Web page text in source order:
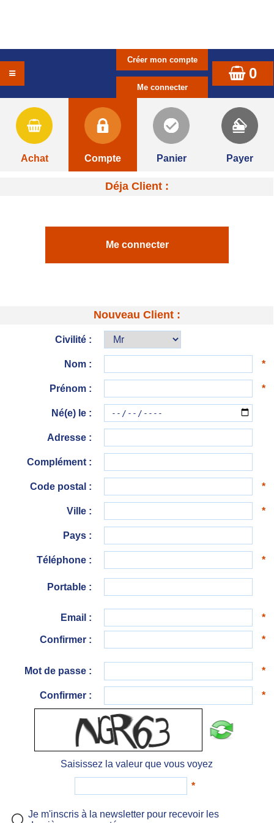
0
Achat Compte Panier Payer
Déja Client :
Nouveau Client :
Civilité :
Nom : *
Prénom : *
Né(e) le :
Adresse :
Complément :
Code postal : *
Ville : *
Pays :
Téléphone : *
Portable :
Email : *
Confirmer : *
Mot de passe : *
Confirmer : *
Saisissez la valeur que vous voyez
*
Je m'inscris à la newsletter pour recevoir les